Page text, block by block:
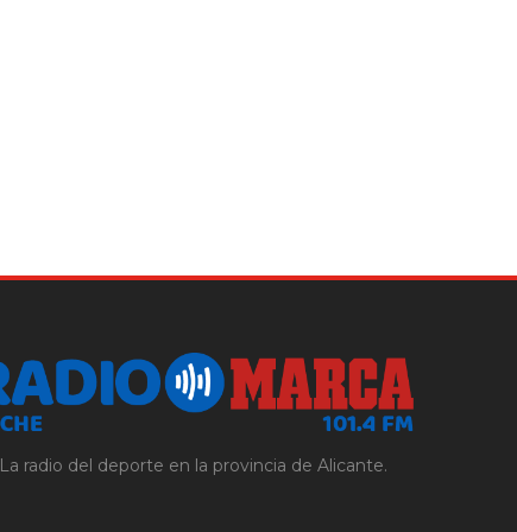
La radio del deporte en la provincia de Alicante.